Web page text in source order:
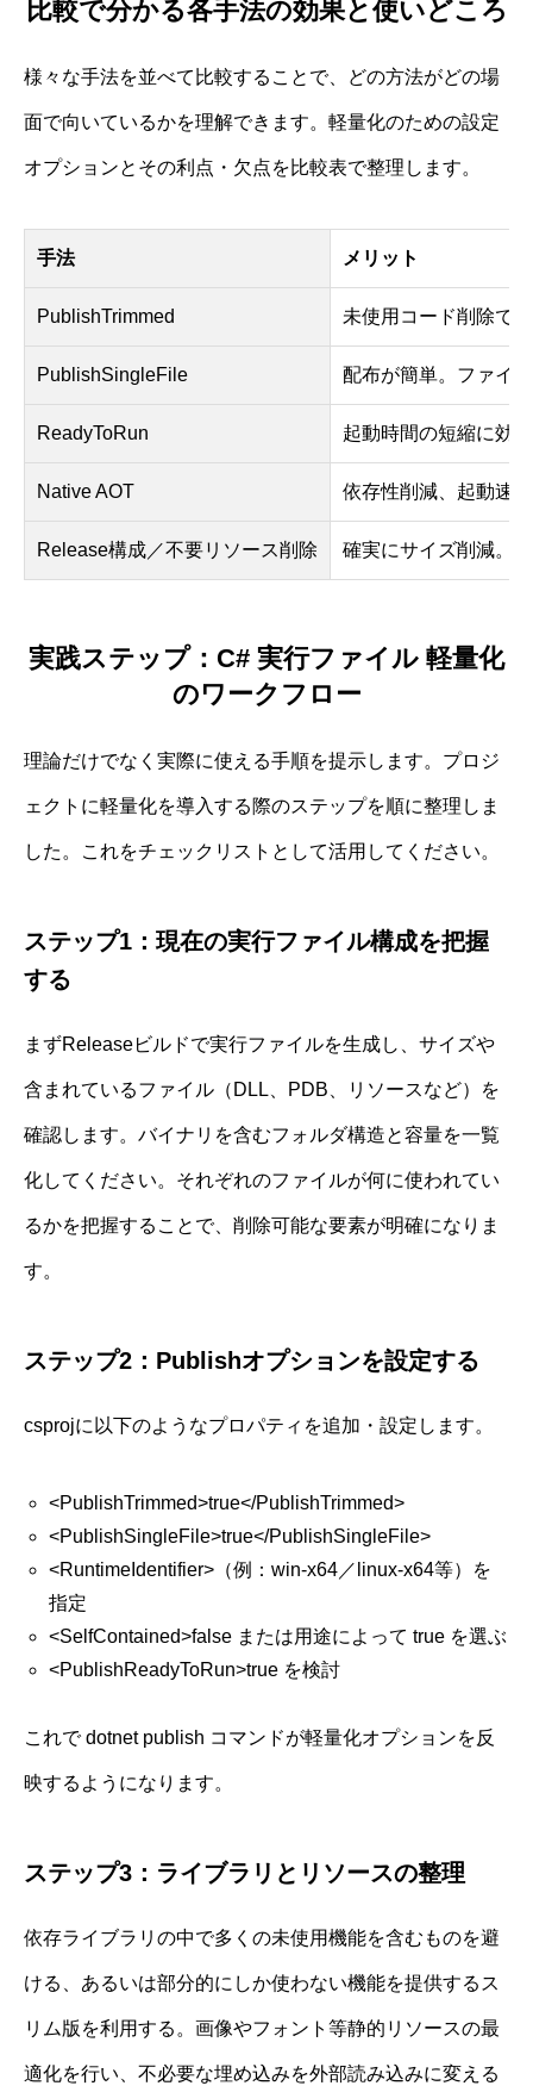
比較で分かる各手法の効果と使いどころ
様々な手法を並べて比較することで、どの方法がどの場
面で向いているかを理解できます。軽量化のための設定
オプションとその利点・欠点を比較表で整理します。
手法 メリット
PublishTrimmed 未使用コード削除で
PublishSingleFile 配布が簡単。ファイ
ReadyToRun 起動時間の短縮に効
Native AOT 依存性削減、起動速
Release構成／不要リソース削除 確実にサイズ削減。
実践ステップ：C# 実行ファイル 軽量化
のワークフロー
理論だけでなく実際に使える手順を提示します。プロジ
ェクトに軽量化を導入する際のステップを順に整理しま
した。これをチェックリストとして活用してください。
ステップ1：現在の実行ファイル構成を把握
する
まずReleaseビルドで実行ファイルを生成し、サイズや
含まれているファイル（DLL、PDB、リソースなど）を
確認します。バイナリを含むフォルダ構造と容量を一覧
化してください。それぞれのファイルが何に使われてい
るかを把握することで、削除可能な要素が明確になりま
す。
ステップ2：Publishオプションを設定する
csprojに以下のようなプロパティを追加・設定します。
<PublishTrimmed>true</PublishTrimmed>
<PublishSingleFile>true</PublishSingleFile>
<RuntimeIdentifier>（例：win-x64／linux-x64等）を
指定
<SelfContained>false または用途によって true を選ぶ
<PublishReadyToRun>true を検討
これで dotnet publish コマンドが軽量化オプションを反
映するようになります。
ステップ3：ライブラリとリソースの整理
依存ライブラリの中で多くの未使用機能を含むものを避
ける、あるいは部分的にしか使わない機能を提供するス
リム版を利用する。画像やフォント等静的リソースの最
適化を行い、不必要な埋め込みを外部読み込みに変える